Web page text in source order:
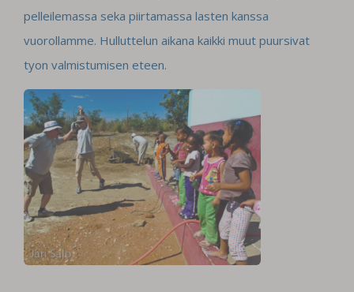
pelleilemassa seka piirtamassa lasten kanssa
vuorollamme. Hulluttelun aikana kaikki muut puursivat
tyon valmistumisen eteen.